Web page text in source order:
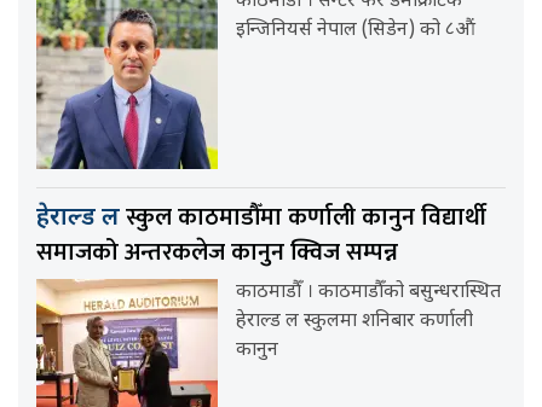
इन्जिनियर्स नेपाल (सिडेन) को ८औं
हेराल्ड लस्कुल काठमाडौँमा कर्णाली कानुन विद्यार्थी
समाजको अन्तरकलेज कानुन क्विज सम्पन्न
काठमाडौँ । काठमाडौँको बसुन्धरास्थित
हेराल्ड ल स्कुलमा शनिबार कर्णाली
कानुन